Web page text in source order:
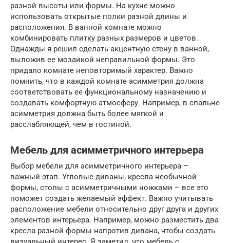
разной высоты или формы. На кухне можно
использовать открытые полки разной длины и
расположения. В ванной комнате можно
комбинировать плитку разных размеров и цветов.
Однажды я решил сделать акцентную стену в ванной,
выложив ее мозаикой неправильной формы. Это
придало комнате неповторимый характер. Важно
помнить, что в каждой комнате асимметрия должна
соответствовать ее функциональному назначению и
создавать комфортную атмосферу. Например, в спальне
асимметрия должна быть более мягкой и
расслабляющей, чем в гостиной.
Мебель для асимметричного интерьера
Выбор мебели для асимметричного интерьера –
важный этап. Угловые диваны, кресла необычной
формы, столы с асимметричными ножками – все это
поможет создать желаемый эффект. Важно учитывать
расположение мебели относительно друг друга и других
элементов интерьера. Например, можно разместить два
кресла разной формы напротив дивана, чтобы создать